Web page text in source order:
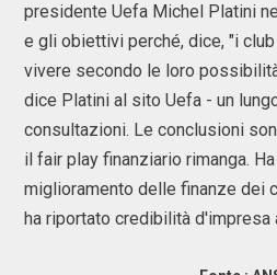
presidente Uefa Michel Platini
e gli obiettivi perché, dice, "i
vivere secondo le loro
dice Platini al sito Uefa - un
consultazioni. Le conclusioni
il fair play finanziario rimanga.
miglioramento delle finanze dei
ha riportato credibilità d'impresa